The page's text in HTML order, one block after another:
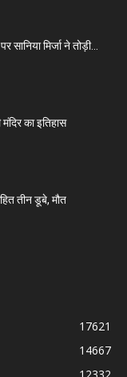
सानिया मिर्जा ने तोड़ी...
का इतिहास
तीन डूबे, मौत
17621
14667